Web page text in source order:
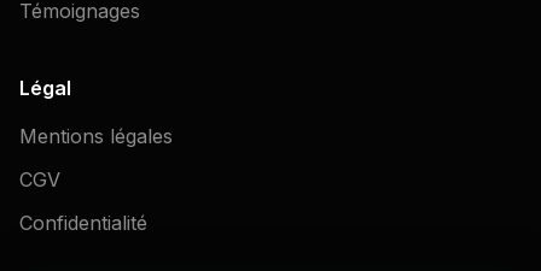
Témoignages
Légal
Mentions légales
CGV
Confidentialité